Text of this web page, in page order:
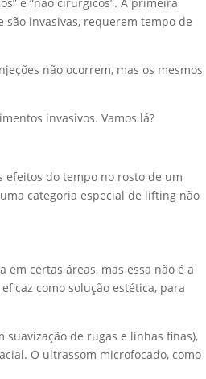
invasivas, requerem tempo de
não ocorrem, mas os mesmos
invasivos. Vamos lá?
efeitos do tempo no rosto de um
categoria especial de lifting não
certas áreas, mas essa não é a
como solução estética, para
de rugas e linhas finas),
O ultrassom microfocado, como